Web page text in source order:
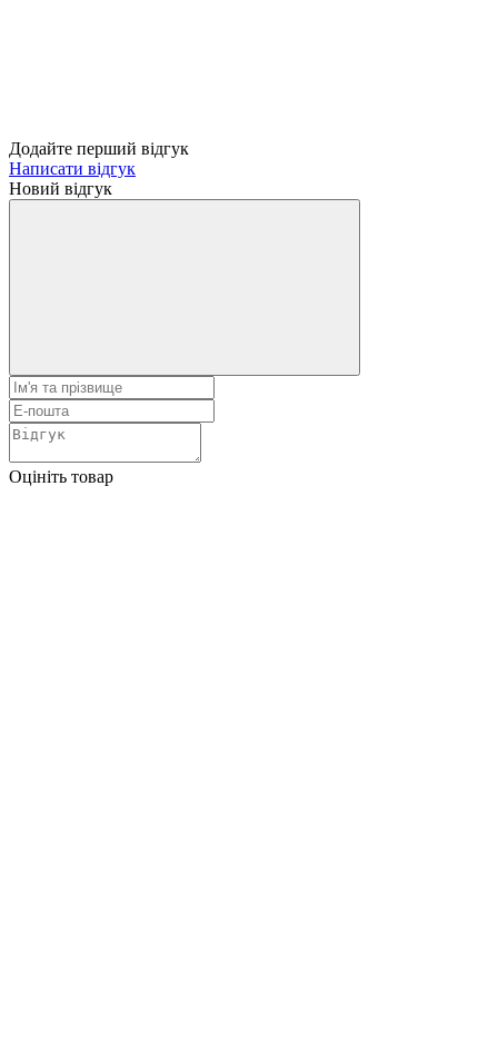
Додайте перший відгук
Написати відгук
Новий відгук
Оцініть товар